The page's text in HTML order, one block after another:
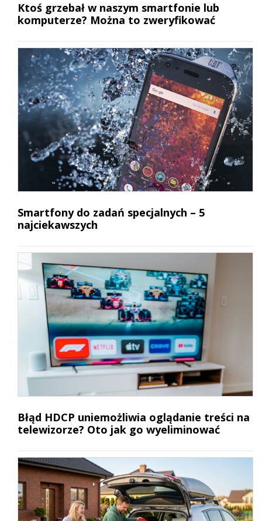
Ktoś grzebał w naszym smartfonie lub
komputerze? Można to zweryfikować
Smartfony do zadań specjalnych – 5
najciekawszych
Błąd HDCP uniemożliwia oglądanie treści na
telewizorze? Oto jak go wyeliminować